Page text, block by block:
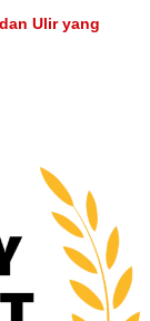
Ulir yang